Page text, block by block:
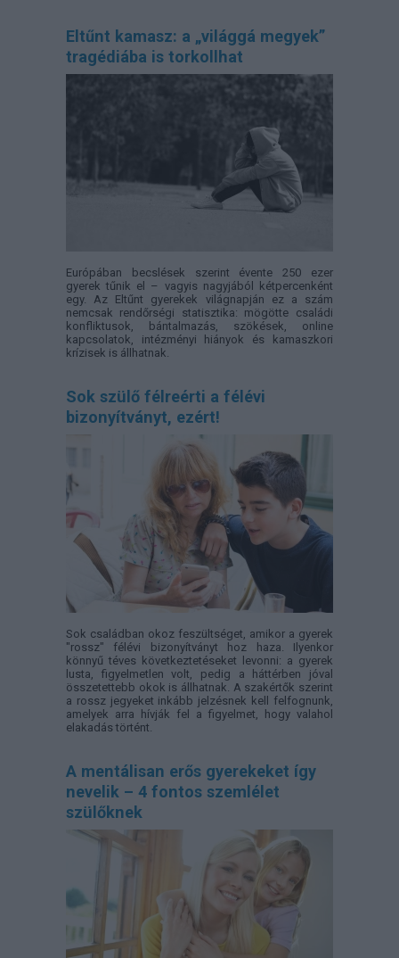
Eltűnt kamasz: a „világgá megyek”
tragédiába is torkollhat
Európában becslések szerint évente 250 ezer
gyerek tűnik el – vagyis nagyjából kétpercenként
egy. Az Eltűnt gyerekek világnapján ez a szám
nemcsak rendőrségi statisztika: mögötte családi
konfliktusok, bántalmazás, szökések, online
kapcsolatok, intézményi hiányok és kamaszkori
krízisek is állhatnak.
Sok szülő félreérti a félévi
bizonyítványt, ezért!
Sok családban okoz feszültséget, amikor a gyerek
"rossz" félévi bizonyítványt hoz haza. Ilyenkor
könnyű téves következtetéseket levonni: a gyerek
lusta, figyelmetlen volt, pedig a háttérben jóval
összetettebb okok is állhatnak. A szakértők szerint
a rossz jegyeket inkább jelzésnek kell felfognunk,
amelyek arra hívják fel a figyelmet, hogy valahol
elakadás történt.
A mentálisan erős gyerekeket így
nevelik – 4 fontos szemlélet
szülőknek